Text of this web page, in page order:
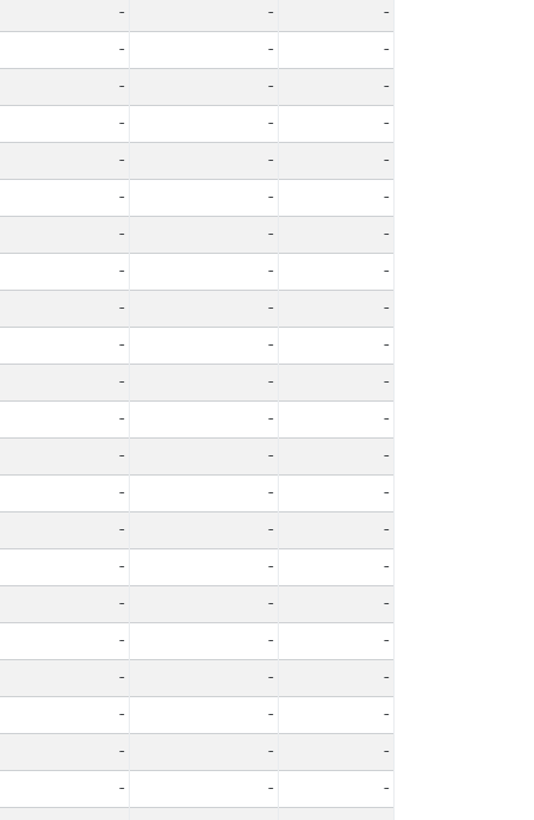
- -
-
- -
-
- -
-
- -
-
- -
-
- -
-
- -
-
- -
-
- -
-
- -
-
- -
-
- -
-
- -
-
- -
-
- -
-
- -
-
- -
-
- -
-
- -
-
- -
-
- -
-
- -
-